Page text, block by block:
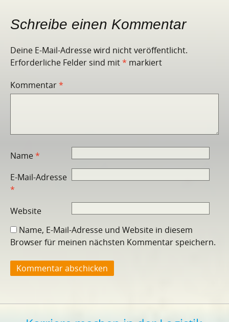
Schreibe einen Kommentar
Deine E-Mail-Adresse wird nicht veröffentlicht.
Erforderliche Felder sind mit* markiert
Kommentar*
Name*
E-Mail-Adresse
*
Website
Name, E-Mail-Adresse und Website in diesem
Browser für meinen nächsten Kommentar speichern.